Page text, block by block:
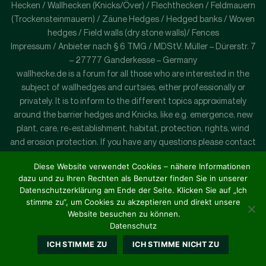
Hecken / Wallhecken (Knicks/Över) / Flechthecken / Feldmauern
(Trockensteinmauern) / Zäune Hedges / Hedged banks / Woven
hedges / Field walls (dry stone walls)/ Fences
Impressum / Anbieter nach § 6 TMG / MDStV: Müller – Dürerstr. 7
– 27777 Ganderkesse – Germany
wallhecke.de is a forum for all those who are interested in the
subject of wallhedges and curtsies, either professionally or
privately. It is to inform to the different topics approximately
around the barrier hedges and Knicks, like e.g. emergence, new
plant, care, re-establishment, habitat, protection, rights, wind
and erosion protection. If you have any questions please contact
Diese Website verwendet Cookies – nähere Informationen
dazu und zu Ihren Rechten als Benutzer finden Sie in unserer
Datenschutzerklärung am Ende der Seite. Klicken Sie auf „Ich
stimme zu“, um Cookies zu akzeptieren und direkt unsere
Website besuchen zu können.
Datenschutz
ICH STIMME ZU ICH STIMME NICHT ZU